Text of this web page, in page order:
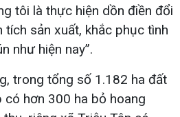
tôi là thực hiện dồn điền đổi
sản xuất, khắc phục tình
như hiện nay”.
trong tổng số 1.182 ha đất
có hơn 300 ha bỏ hoang